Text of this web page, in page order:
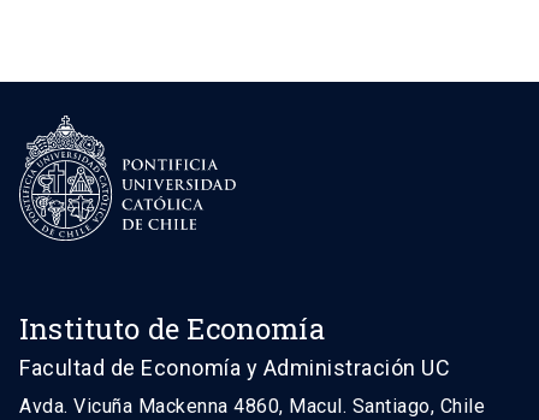
Instituto de Economía
Facultad de Economía y Administración UC
Avda. Vicuña Mackenna 4860, Macul. Santiago, Chile